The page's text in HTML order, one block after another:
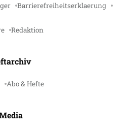
Barrierefreiheitserklaerung
Redaktion
Abo & Hefte